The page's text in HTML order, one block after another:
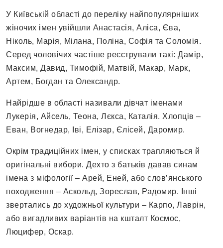
У Київській області до переліку найпопулярніших
жіночих імен увійшли Анастасія, Аліса, Єва,
Ніколь, Марія, Мілана, Поліна, Софія та Соломія.
Серед чоловічих частіше реєстрували такі: Дамір,
Максим, Давид, Тимофій, Матвій, Макар, Марк,
Артем, Богдан та Олександр.
Найрідше в області називали дівчат іменами
Лукерія, Айсель, Теона, Лєкса, Каталія. Хлопців –
Еван, Вогнедар, Іві, Елізар, Єлісей, Даромир.
Окрім традиційних імен, у списках трапляються й
оригінальні вибори. Дехто з батьків давав синам
імена з міфології – Арей, Еней, або слов’янського
походження – Аскольд, Зореслав, Радомир. Інші
звертались до художньої культури – Карпо, Лаврін,
або вигадливих варіантів на кшталт Космос,
Люцифер, Оскар.